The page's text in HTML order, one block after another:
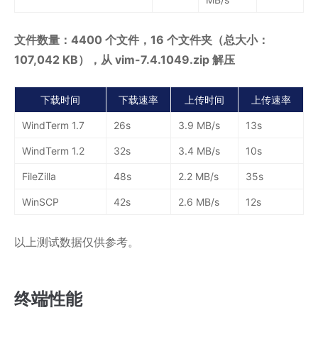
文件数量：4400 个文件，16 个文件夹（总大小：
107,042 KB），从 vim-7.4.1049.zip 解压
下载时间 下载速率 上传时间 上传速率
WindTerm 1.7 26s 3.9 MB/s 13s
WindTerm 1.2 32s 3.4 MB/s 10s
FileZilla 48s 2.2 MB/s 35s
WinSCP 42s 2.6 MB/s 12s
以上测试数据仅供参考。
终端性能